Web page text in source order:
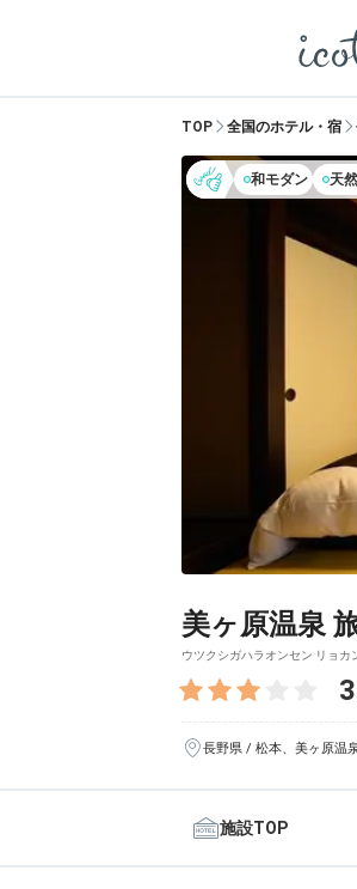
TOP 全国のホテル・宿
和モダン 天
美ヶ原温泉
ウツクシガハラオンセン リョカ
長野県 / 松本、美ヶ原温
施設TOP